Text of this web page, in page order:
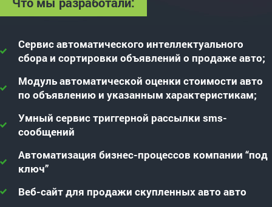
Сервис автоматического интеллектуального
сбора и сортировки объявлений о продаже авто;
Модуль автоматической оценки стоимости авто
по объявлению и указанным характеристикам;
Умный сервис триггерной рассылки sms-
сообщений
Автоматизация бизнес-процессов компании “под
ключ”
Веб-сайт для продажи скупленных авто авто